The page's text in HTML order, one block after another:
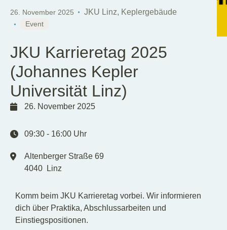
26. November 2025 JKU Linz, Keplergebäude
Event
JKU Karrieretag 2025
(Johannes Kepler
Universität Linz)
26. November 2025
09:30 - 16:00 Uhr
Altenberger Straße 69
4040
Linz
Komm beim JKU Karrieretag vorbei. Wir informieren
dich über Praktika, Abschlussarbeiten und
Einstiegspositionen.